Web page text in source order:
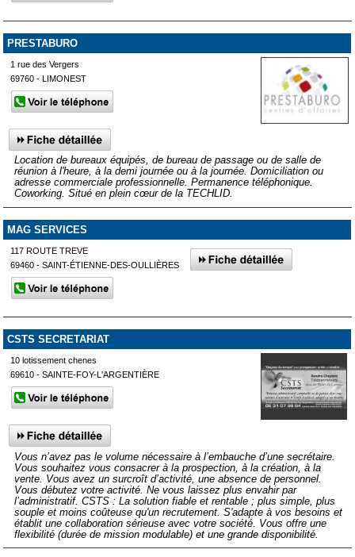
PRESTABURO
1 rue des Vergers
69760 - LIMONEST
Location de bureaux équipés, de bureau de passage ou de salle de
réunion à l'heure, à la demi journée ou à la journée. Domiciliation ou
adresse commerciale professionnelle. Permanence téléphonique.
Coworking. Situé en plein cœur de la TECHLID.
MAG SERVICES
117 ROUTE TREVE
69460 - SAINT-ÉTIENNE-DES-OULLIÈRES
CSTS SECRETARIAT
10 lotissement chenes
69610 - SAINTE-FOY-L'ARGENTIÈRE
Vous n’avez pas le volume nécessaire à l’embauche d’une secrétaire.
Vous souhaitez vous consacrer à la prospection, à la création, à la
vente. Vous avez un surcroît d’activité, une absence de personnel.
Vous débutez votre activité. Ne vous laissez plus envahir par
l’administratif. CSTS : La solution fiable et rentable ; plus simple, plus
souple et moins coûteuse qu'un recrutement. S'adapte à vos besoins et
établit une collaboration sérieuse avec votre société. Vous offre une
flexibilité (durée de mission modulable) et une grande disponibilité.